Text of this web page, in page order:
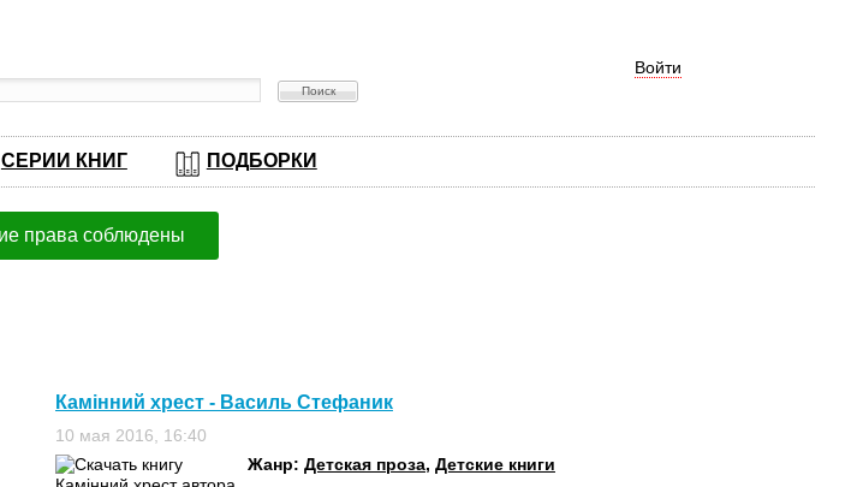
Войти
СЕРИИ КНИГ ПОДБОРКИ
права соблюдены
Камінний хрест - Василь Стефаник
10 мая 2016, 16:40
Жанр: Детская проза, Детские книги